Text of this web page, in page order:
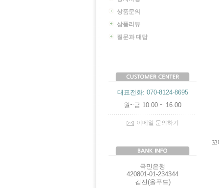
상품문의
상품리뷰
질문과 대답
대표전화: 070-8124-8695
월~금 10:00 ~ 16:00
이메일 문의하기
국민은행
420801-01-234344
김진(올푸드)
꼬